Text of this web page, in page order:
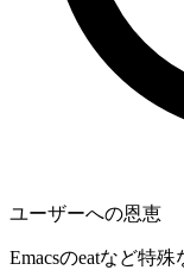
ユーザーへの恩恵
Emacsのeatなど特